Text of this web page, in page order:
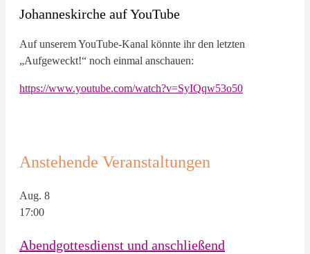
Johanneskirche auf YouTube
Auf unserem YouTube-Kanal könnte ihr den letzten
„Aufgeweckt!“ noch einmal anschauen:
https://www.youtube.com/watch?v=SyIQqw53o50
Anstehende Veranstaltungen
Aug. 8
17:00
Abendgottesdienst und anschließend